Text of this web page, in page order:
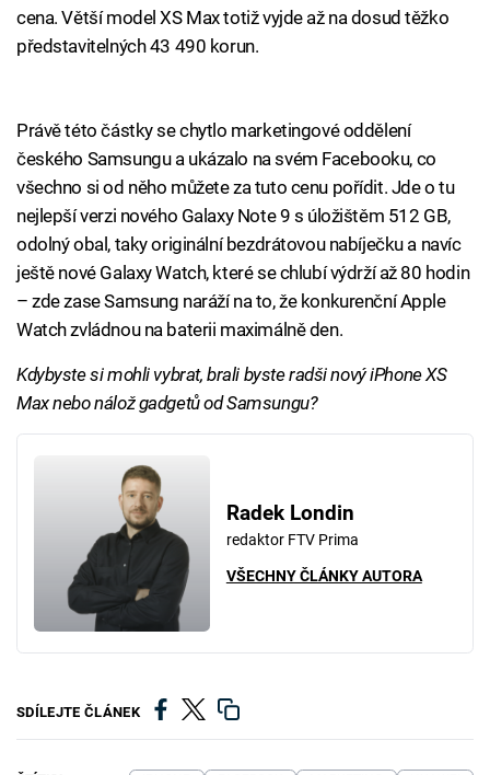
cena. Větší model XS Max totiž vyjde až na dosud těžko
představitelných 43 490 korun.
Právě této částky se chytlo marketingové oddělení
českého Samsungu a ukázalo na svém Facebooku, co
všechno si od něho můžete za tuto cenu pořídit. Jde o tu
nejlepší verzi nového Galaxy Note 9 s úložištěm 512 GB,
odolný obal, taky originální bezdrátovou nabíječku a navíc
ještě nové Galaxy Watch, které se chlubí výdrží až 80 hodin
– zde zase Samsung naráží na to, že konkurenční Apple
Watch zvládnou na baterii maximálně den.
Kdybyste si mohli vybrat, brali byste radši nový iPhone XS
Max nebo nálož gadgetů od Samsungu?
Radek Londin
redaktor FTV Prima
VŠECHNY ČLÁNKY AUTORA
SDÍLEJTE ČLÁNEK